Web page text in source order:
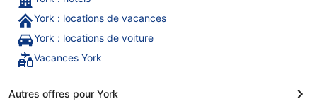
York : locations de vacances
York : locations de voiture
Vacances York
Autres offres pour York